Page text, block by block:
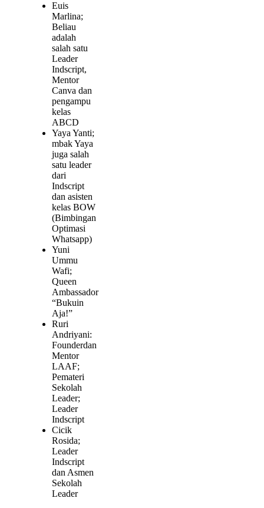
Euis
Marlina;
Beliau
adalah
salah satu
Leader
Indscript,
Mentor
Canva dan
pengampu
kelas
ABCD
Yaya Yanti;
mbak Yaya
juga salah
satu leader
dari
Indscript
dan asisten
kelas BOW
(Bimbingan
Optimasi
Whatsapp)
Yuni
Ummu
Wafi;
Queen
Ambassador
“Bukuin
Aja!”
Ruri
Andriyani:
Founderdan
Mentor
LAAF;
Pemateri
Sekolah
Leader;
Leader
Indscript
Cicik
Rosida;
Leader
Indscript
dan Asmen
Sekolah
Leader